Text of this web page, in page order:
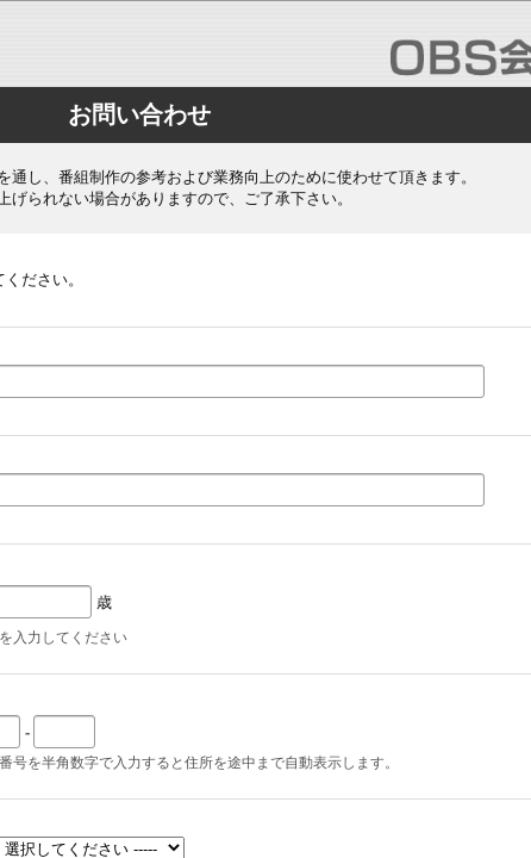
お問い合わせ
し、番組制作の参考および業務向上のために使わせて頂きます。
られない場合がありますので、ご了承下さい。
ださい。
歳
入力してください
-
号を半角数字で入力すると住所を途中まで自動表示します。